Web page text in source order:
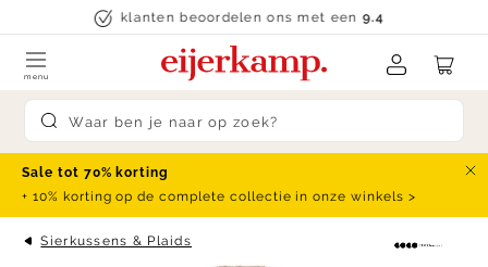
Skip to contentklanten beoordelen ons met een9.4
Submit search
menu
Sale tot 70% korting
+ 10% korting op de complete collectie in onze winkels >
Sierkussens & Plaids